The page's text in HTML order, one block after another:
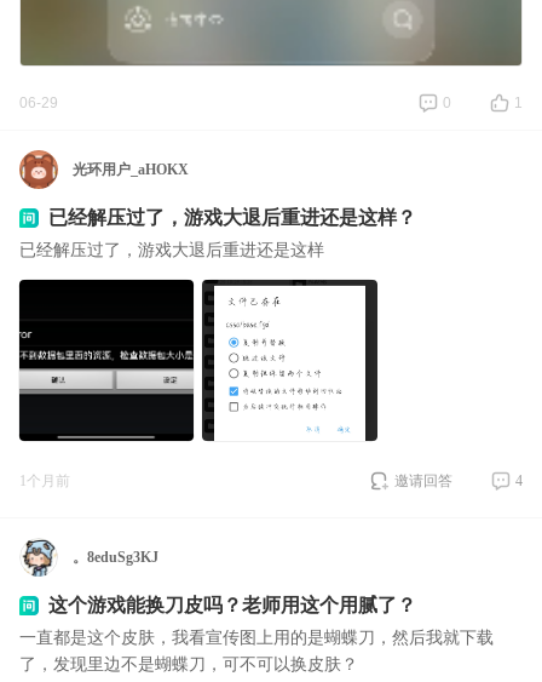
06-29 0 1
光环用户_aHOKX
已经解压过了，游戏大退后重进还是这样？
已经解压过了，游戏大退后重进还是这样
1个月前 邀请回答 4
。8eduSg3KJ
这个游戏能换刀皮吗？老师用这个用腻了？
一直都是这个皮肤，我看宣传图上用的是蝴蝶刀，然后我就下载
了，发现里边不是蝴蝶刀，可不可以换皮肤？